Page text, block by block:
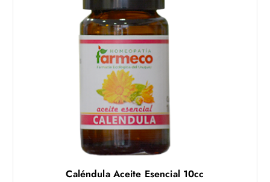
Caléndula Aceite Esencial 10cc